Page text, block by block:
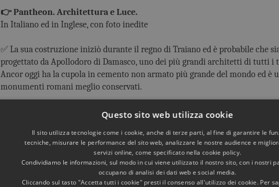
👉 Pantheon. Architettura e Luce.
In Italiano ed in Inglese, con foto inedite
✅ La sua costruzione iniziò durante il regno di Traiano ed è probabile che
progettato da Apollodoro di Damasco, uno dei più grandi architetti di tutti i
Ancor oggi ha la cupola in cemento non armato più grande del mondo ed è
monumenti romani meglio conservati.
Il progetto architettonico (senza computer) che crea l’Arco ed il Quadrato di
simbolico.
Questo sito web utilizza cookie
Il sito utilizza tecnologie come i cookie, anche di terze parti, al fine di garantire le
tecniche, misurare le performance del sito web, analizzare le nostre audience e
servizi online, come specificato nella cookie policy.
Condividiamo le informazioni, sul modo in cui viene utilizzato il nostro sito, con i nostri
occupano di analisi dei dati web e social media.
Cliccando sul tasto "Accetta tutti i cookie" presti il consenso all'utilizzo dei cookie. Per